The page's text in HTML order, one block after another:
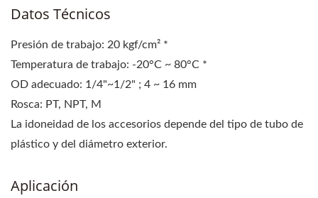
Datos Técnicos
Presión de trabajo: 20 kgf/cm² *
Temperatura de trabajo: -20°C ~ 80°C *
OD adecuado: 1/4"~1/2" ; 4 ~ 16 mm
Rosca: PT, NPT, M
La idoneidad de los accesorios depende del tipo de tubo de
plástico y del diámetro exterior.
Aplicación